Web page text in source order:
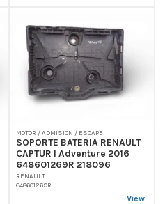
MOTOR / ADMISION / ESCAPE
SOPORTE BATERIA RENAULT
CAPTUR I Adventure 2016
648601269R 218096
RENAULT
648601269R
View